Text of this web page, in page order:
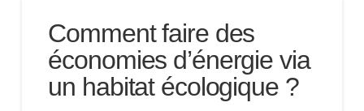
Comment faire des
économies d’énergie via
un habitat écologique ?